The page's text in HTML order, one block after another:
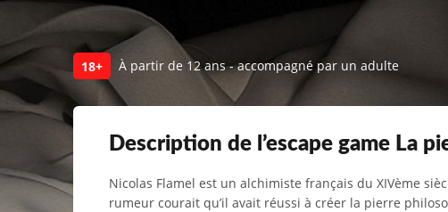
18+ À partir de 12 ans - accompagné par un adulte
Description de l’escape game La
Nicolas Flamel est un alchimiste français du XIVème
rumeur courait qu’il avait réussi à créer la pierre